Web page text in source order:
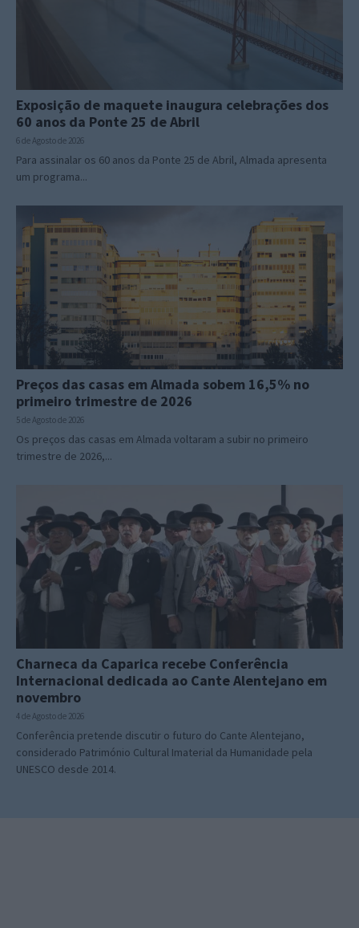
Exposição de maquete inaugura celebrações dos
60 anos da Ponte 25 de Abril
6 de Agosto de 2026
Para assinalar os 60 anos da Ponte 25 de Abril, Almada apresenta
um programa...
Preços das casas em Almada sobem 16,5% no
primeiro trimestre de 2026
5 de Agosto de 2026
Os preços das casas em Almada voltaram a subir no primeiro
trimestre de 2026,...
Charneca da Caparica recebe Conferência
Internacional dedicada ao Cante Alentejano em
novembro
4 de Agosto de 2026
Conferência pretende discutir o futuro do Cante Alentejano,
considerado Património Cultural Imaterial da Humanidade pela
UNESCO desde 2014.